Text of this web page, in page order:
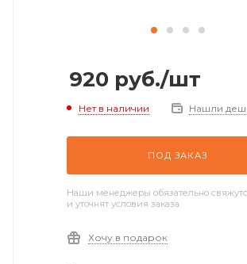
920 руб./шт
Нет в наличии Нашли
ПОД ЗАКАЗ
Наши менеджеры обязательно
и уточнят условия заказа
Хочу в подарок